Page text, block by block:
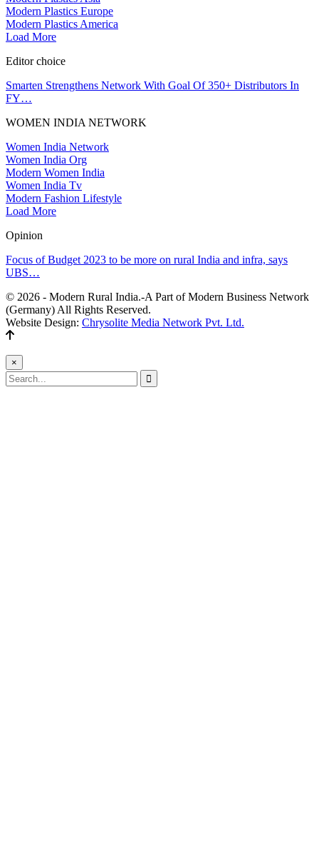
Modern Plastics Europe
Modern Plastics America
Load More
Editor choice
Smarten Strengthens Network With Goal Of 350+ Distributors In
FY…
WOMEN INDIA NETWORK
Women India Network
Women India Org
Modern Women India
Women India Tv
Modern Fashion Lifestyle
Load More
Opinion
Focus of Budget 2023 to be more on rural India and infra, says
UBS…
© 2026 - Modern Rural India.-A Part of Modern Business Network
(Germany) All Rights Reserved.
Website Design: Chrysolite Media Network Pvt. Ltd.
×